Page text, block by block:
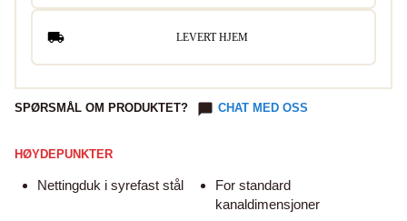
LEVERT HJEM
SPØRSMÅL OM PRODUKTET? CHAT MED OSS
HØYDEPUNKTER
Nettingduk i syrefast stål
For standard
kanaldimensjoner